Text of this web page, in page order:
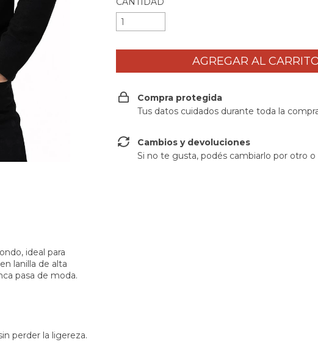
ideal para
lanilla de alta
pasa de moda.
perder la ligereza.
Compra protegida
Tus datos cuidados durante toda la
Cambios y devoluciones
Si no te gusta, podés cambiarlo por otro o